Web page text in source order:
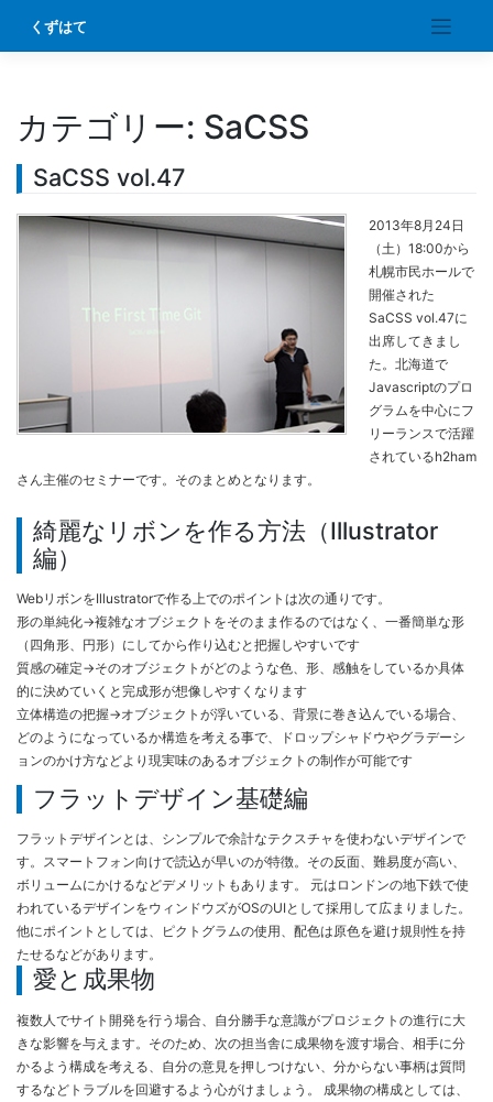
content
くずはて
カテゴリー: SaCSS
SaCSS vol.47
2013年8月24日
（土）18:00から
札幌市民ホールで
開催された
SaCSS vol.47に
出席してきまし
た。北海道で
Javascriptのプロ
グラムを中心にフ
リーランスで活躍
されているh2ham
さん主催のセミナーです。そのまとめとなります。
綺麗なリボンを作る方法（Illustrator
編）
WebリボンをIllustratorで作る上でのポイントは次の通りです。
形の単純化→複雑なオブジェクトをそのまま作るのではなく、一番簡単な形
（四角形、円形）にしてから作り込むと把握しやすいです
質感の確定→そのオブジェクトがどのような色、形、感触をしているか具体
的に決めていくと完成形が想像しやすくなります
立体構造の把握→オブジェクトが浮いている、背景に巻き込んでいる場合、
どのようになっているか構造を考える事で、ドロップシャドウやグラデーシ
ョンのかけ方などより現実味のあるオブジェクトの制作が可能です
フラットデザイン基礎編
フラットデザインとは、シンプルで余計なテクスチャを使わないデザインで
す。スマートフォン向けで読込が早いのが特徴。その反面、難易度が高い、
ボリュームにかけるなどデメリットもあります。 元はロンドンの地下鉄で使
われているデザインをウィンドウズがOSのUIとして採用して広まりました。
他にポイントとしては、ピクトグラムの使用、配色は原色を避け規則性を持
たせるなどがあります。
愛と成果物
複数人でサイト開発を行う場合、自分勝手な意識がプロジェクトの進行に大
きな影響を与えます。そのため、次の担当舎に成果物を渡す場合、相手に分
かるよう構成を考える、自分の意見を押しつけない、分からない事柄は質問
するなどトラブルを回避するよう心がけましょう。 成果物の構成としては、